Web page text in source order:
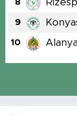
8
9
10